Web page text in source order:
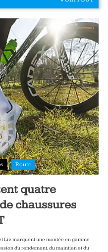
Route
quatre
chaussures
Liv marquent une montée en gamme
du rendement, du maintien et du